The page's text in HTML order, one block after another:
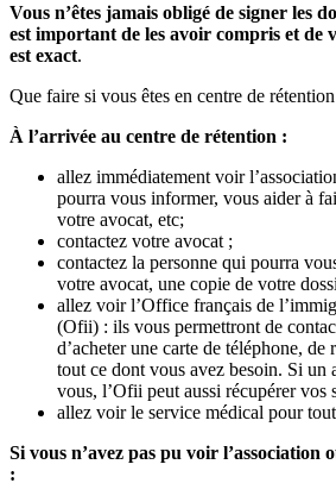
Vous n’êtes jamais obligé de signer les
est important de les avoir compris et de
est exact.
Que faire si vous êtes en centre de
À l’arrivée au centre de rétention :
allez immédiatement voir
pourra vous informer, vous aider à
votre avocat, etc;
contactez votre avocat ;
contactez la personne qui pourra
votre avocat, une copie de votre
allez voir l’Office français de
(Ofii) : ils vous permettront de
d’acheter une carte de téléphone, de
tout ce dont vous avez besoin. Si un
vous, l’Ofii peut aussi récupérer vos
allez voir le service médical pour
Si vous n’avez pas pu voir l’association
: